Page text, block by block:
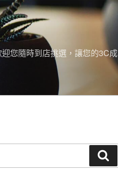
您隨時到店挑選，讓您的3C成
尋